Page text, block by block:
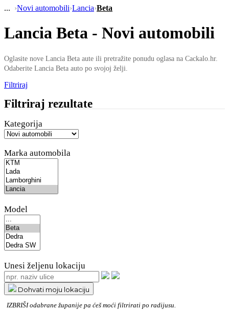
›Novi automobili›Lancia›Beta
Lancia Beta - Novi automobili
Oglasite nove Lancia Beta aute ili pretražite ponudu oglasa na Cackalo.hr.
Odaberite Lancia Beta auto po svojoj želji.
Filtriraj
Filtriraj rezultate
Kategorija
Marka automobila
Model
Unesi željenu lokaciju
Dohvati moju lokaciju
IZBRIŠIodabrane županije pa ćeš moći filtrirati po radijusu.